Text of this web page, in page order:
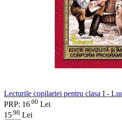
Lecturile copilariei pentru clasa I -
PRP: 16 00 Lei
15 90 Lei